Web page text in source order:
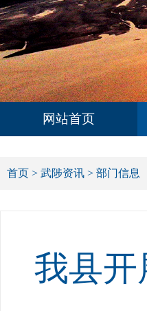
网站首页
首页 > 武陟资讯 > 部门信息
我县开